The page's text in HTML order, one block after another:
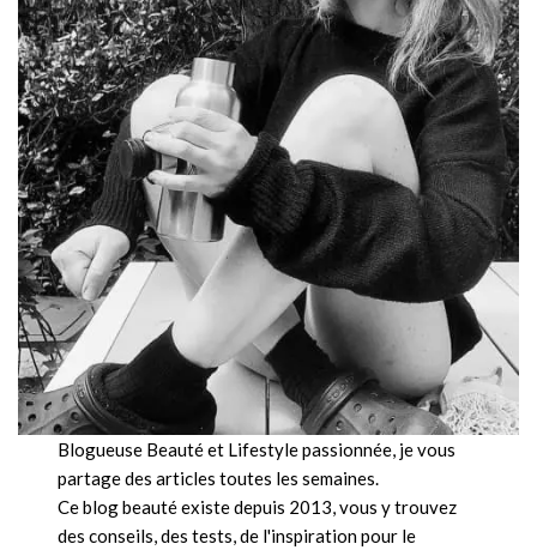
Blogueuse Beauté et Lifestyle passionnée, je vous
partage des articles toutes les semaines.
Ce blog beauté existe depuis 2013, vous y trouvez
des conseils, des tests, de l'inspiration pour le